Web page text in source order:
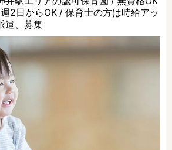
2日からOK / 保育士の方は時給アッ
遣、募集